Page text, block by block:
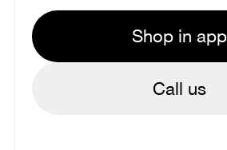
Shop in app
Call us